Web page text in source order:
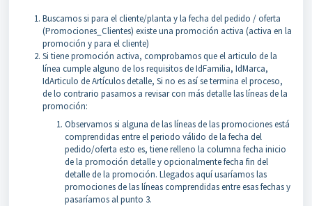
Buscamos si para el cliente/planta y la fecha del pedido / oferta
(Promociones_Clientes) existe una promoción activa (activa en la
promoción y para el cliente)
Si tiene promoción activa, comprobamos que el articulo de la
línea cumple alguno de los requisitos de IdFamilia, IdMarca,
IdArticulo de Artículos detalle, Si no es así se termina el proceso,
de lo contrario pasamos a revisar con más detalle las líneas de la
promoción:
Observamos si alguna de las líneas de las promociones está
comprendidas entre el periodo válido de la fecha del
pedido/oferta esto es, tiene relleno la columna fecha inicio
de la promoción detalle y opcionalmente fecha fin del
detalle de la promoción. Llegados aquí usaríamos las
promociones de las líneas comprendidas entre esas fechas y
pasaríamos al punto 3.